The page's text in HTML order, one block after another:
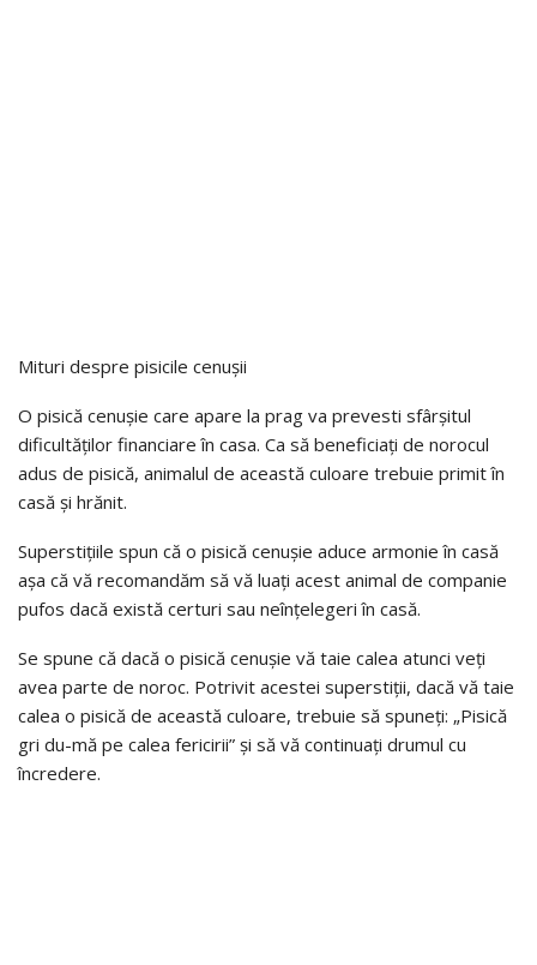
Mituri despre pisicile cenușii
O pisică cenușie care apare la prag va prevesti sfârșitul
dificultăților financiare în casa. Ca să beneficiați de norocul
adus de pisică, animalul de această culoare trebuie primit în
casă și hrănit.
Superstițiile spun că o pisică cenușie aduce armonie în casă
așa că vă recomandăm să vă luați acest animal de companie
pufos dacă există certuri sau neînțelegeri în casă.
Se spune că dacă o pisică cenușie vă taie calea atunci veți
avea parte de noroc. Potrivit acestei superstiții, dacă vă taie
calea o pisică de această culoare, trebuie să spuneți: „Pisică
gri du-mă pe calea fericirii” și să vă continuați drumul cu
încredere.